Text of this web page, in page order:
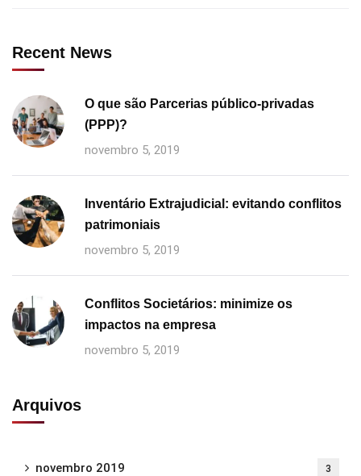
Recent News
O que são Parcerias público-privadas
(PPP)?
novembro 5, 2019
Inventário Extrajudicial: evitando conflitos
patrimoniais
novembro 5, 2019
Conflitos Societários: minimize os
impactos na empresa
novembro 5, 2019
Arquivos
novembro 2019 3